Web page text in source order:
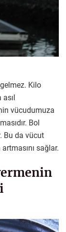
Kilo
vücudumuza
Bol
Bu da vücut
sağlar.